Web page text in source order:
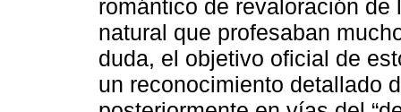
romántico de revaloración
natural que profesaban
duda, el objetivo oficial de
un reconocimiento detallado